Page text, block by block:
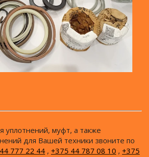
уплотнений, муфт, а также
для Вашей техники звоните по
777 22 44 , +375 44 787 08 10 , +375